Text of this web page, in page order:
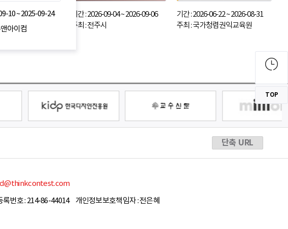
TOP
10 ~ 2025-09-24
아이컴
기간 : 2026-09-04 ~ 2026-09-06
주최 : 전주시
기간 : 2026-06-22 ~ 2026-08-31
주최 : 국가청렴권익교육원
단축 URL
록번호 : 214-86-44014
개인정보보호책임자 : 전은혜